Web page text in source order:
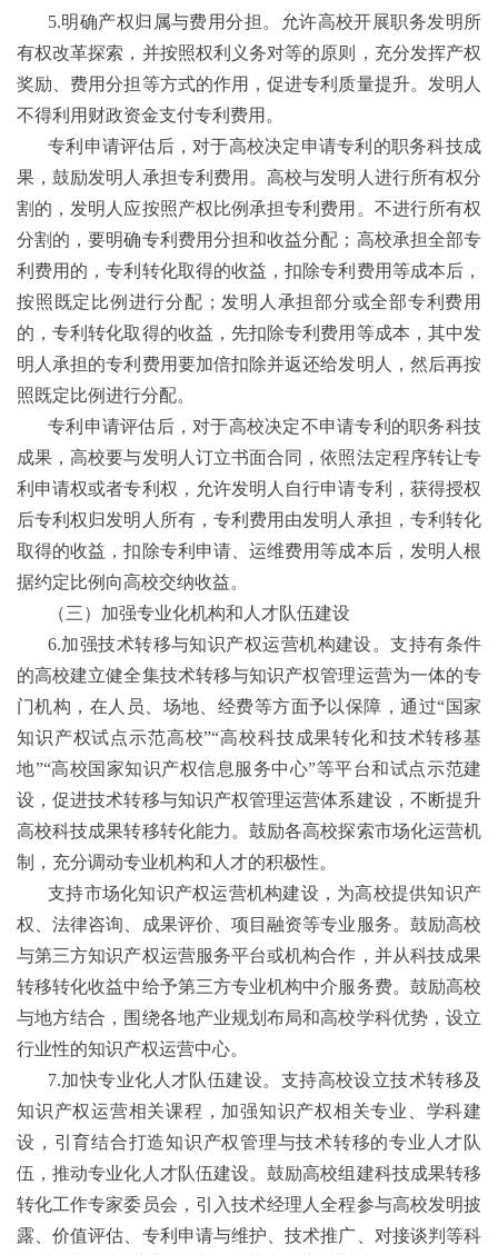
5.明确产权归属与费用分担。允许高校开展职务发明所
有权改革探索，并按照权利义务对等的原则，充分发挥产权
奖励、费用分担等方式的作用，促进专利质量提升。发明人
不得利用财政资金支付专利费用。
专利申请评估后，对于高校决定申请专利的职务科技成
果，鼓励发明人承担专利费用。高校与发明人进行所有权分
割的，发明人应按照产权比例承担专利费用。不进行所有权
分割的，要明确专利费用分担和收益分配；高校承担全部专
利费用的，专利转化取得的收益，扣除专利费用等成本后，
按照既定比例进行分配；发明人承担部分或全部专利费用
的，专利转化取得的收益，先扣除专利费用等成本，其中发
明人承担的专利费用要加倍扣除并返还给发明人，然后再按
照既定比例进行分配。
专利申请评估后，对于高校决定不申请专利的职务科技
成果，高校要与发明人订立书面合同，依照法定程序转让专
利申请权或者专利权，允许发明人自行申请专利，获得授权
后专利权归发明人所有，专利费用由发明人承担，专利转化
取得的收益，扣除专利申请、运维费用等成本后，发明人根
据约定比例向高校交纳收益。
（三）加强专业化机构和人才队伍建设
6.加强技术转移与知识产权运营机构建设。支持有条件
的高校建立健全集技术转移与知识产权管理运营为一体的专
门机构，在人员、场地、经费等方面予以保障，通过“国家
知识产权试点示范高校”“高校科技成果转化和技术转移基
地”“高校国家知识产权信息服务中心”等平台和试点示范建
设，促进技术转移与知识产权管理运营体系建设，不断提升
高校科技成果转移转化能力。鼓励各高校探索市场化运营机
制，充分调动专业机构和人才的积极性。
支持市场化知识产权运营机构建设，为高校提供知识产
权、法律咨询、成果评价、项目融资等专业服务。鼓励高校
与第三方知识产权运营服务平台或机构合作，并从科技成果
转移转化收益中给予第三方专业机构中介服务费。鼓励高校
与地方结合，围绕各地产业规划布局和高校学科优势，设立
行业性的知识产权运营中心。
7.加快专业化人才队伍建设。支持高校设立技术转移及
知识产权运营相关课程，加强知识产权相关专业、学科建
设，引育结合打造知识产权管理与技术转移的专业人才队
伍，推动专业化人才队伍建设。鼓励高校组建科技成果转移
转化工作专家委员会，引入技术经理人全程参与高校发明披
露、价值评估、专利申请与维护、技术推广、对接谈判等科